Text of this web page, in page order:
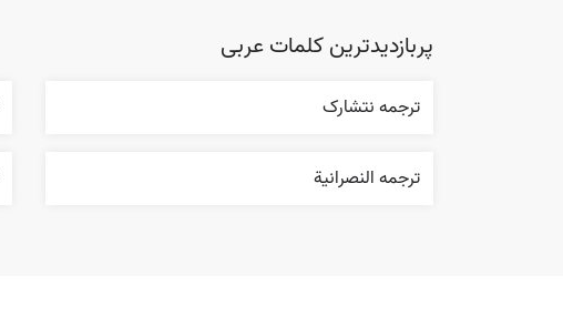
پربازدیدترین کلمات عربی
ترجمه نتشارک
ترجمه النصرانية